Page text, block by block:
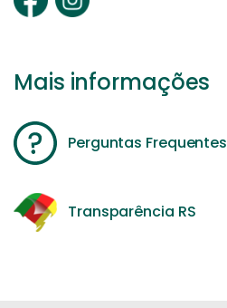
Mais informações
Perguntas Frequentes
Transparência RS